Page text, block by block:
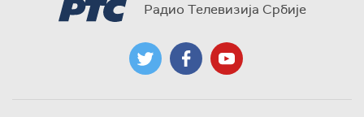
Радио Телевизија Србије